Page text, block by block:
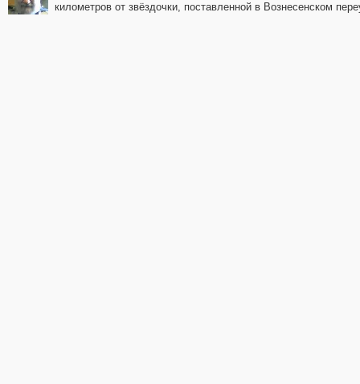
километров от звёздочки, поставленной в Вознесенском